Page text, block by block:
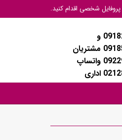
شخصی اقدام کنید.
09182663007 و
اداری